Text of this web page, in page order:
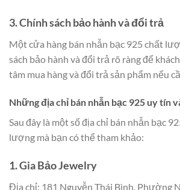
3. Chính sách bảo hành và đổi trả
Một cửa hàng bán nhẫn bạc 925 chất
sách bảo hành và đổi trả rõ ràng để
tâm mua hàng và đổi trả sản phẩm nếu
Những địa chỉ bán nhẫn bạc 925 uy tín
Sau đây là một số địa chỉ bán nhẫn bạc
lượng mà bạn có thể tham khảo:
1. Gia Bảo Jewelry
Địa chỉ: 181 Nguyễn Thái Bình, Phường